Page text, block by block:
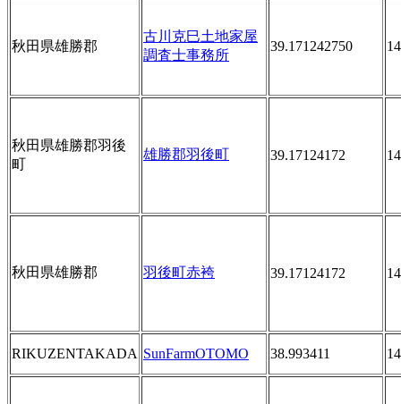
秋田県雄勝郡
古川克巳土地家屋
調査士事務所
39.171242750
秋田県雄勝郡羽後
町
雄勝郡羽後町 39.17124172
秋田県雄勝郡 羽後町赤袴 39.17124172
RIKUZENTAKADA SunFarmOTOMO 38.993411